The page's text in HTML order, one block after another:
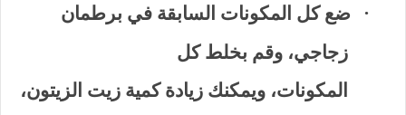
·
ضع كل المكونات السابقة في برطمان
زجاجي، وقم بخلط كل
المكونات، ويمكنك زيادة كمية زيت الزيتون،